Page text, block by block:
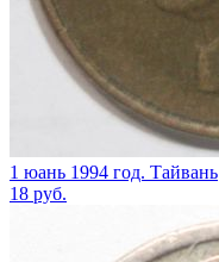
1 юань 1994 год. Тайвань
18 руб.